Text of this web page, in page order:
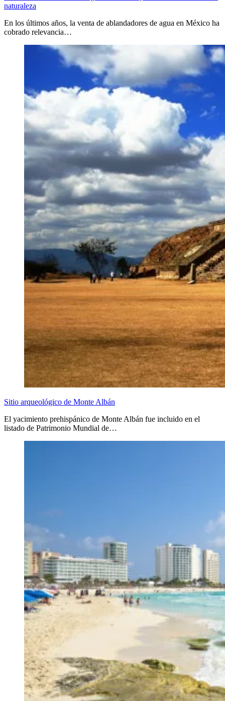
naturaleza
En los últimos años, la venta de ablandadores de agua en México ha
cobrado relevancia…
Sitio arqueológico de Monte Albán
El yacimiento prehispánico de Monte Albán fue incluido en el
listado de Patrimonio Mundial de…